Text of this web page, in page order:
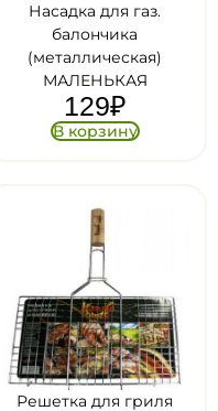
Насадка для газ.
балончика
(металлическая)
МАЛЕНЬКАЯ
129₽
В корзину
Решетка для гриля